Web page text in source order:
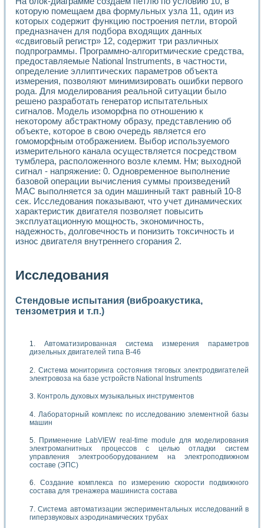
которую помещаем два формульных узла 11, один из
которых содержит функцию построения петли, второй
предназначен для подбора входящих данных
«сдвиговый регистр» 12, содержит три различных
подпрограммы. Программно-алгоритмические средства,
предоставляемые National Instruments, в частности,
определение эллиптических параметров объекта
измерения, позволяют минимизировать ошибки первого
рода. Для моделирования реальной ситуации было
решено разработать генератор испытательных
сигналов. Модель изоморфна по отношению к
некоторому абстрактному образу, представлению об
объекте, которое в свою очередь является его
гомоморфным отображением. Выбор используемого
измерительного канала осуществляется посредством
тумблера, расположенного возле клемм. Нм; выходной
сигнал - напряжение: 0. Одновременное выполнение
базовой операции вычисления суммы произведений
MAC выполняется за один машинный такт равный 10-8
сек. Исследования показывают, что учет динамических
характеристик двигателя позволяет повысить
эксплуатационную мощность, экономичность,
надежность, долговечность и понизить токсичность и
износ двигателя внутреннего сгорания 2.
Исследования
Стендовые испытания (виброакустика,
тензометрия и т.п.)
Автоматизированная система измерения параметров
дизельных двигателей типа В-46
Система мониторинга состояния тяговых электродвигателей
электровоза на базе устройств National Instruments
Контроль духовых музыкальных инструментов
Лабораторный комплекс по исследованию элементной базы
машин
Применение LabVIEW real-time module для моделирования
электромагнитных процессов с целью отладки систем
управления электрооборудованием на электроподвижном
составе (ЭПС)
Создание комплекса по измерению скорости подвижного
состава для тренажера машиниста состава
Система автоматизации экспериментальных исследований в
гиперзвуковых аэродинамических трубах